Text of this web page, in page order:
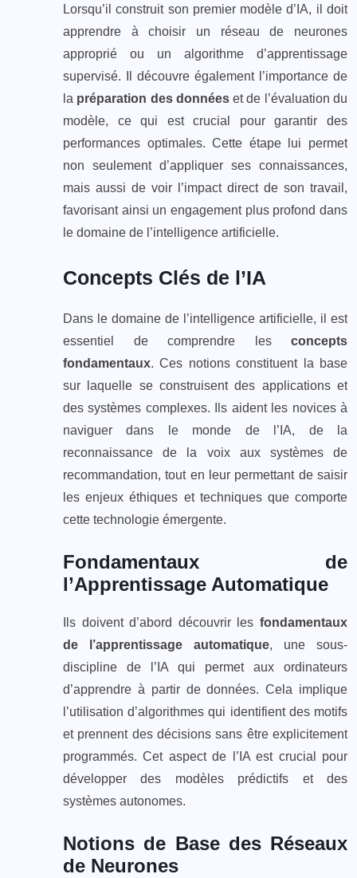
Lorsqu’il construit son premier modèle d’IA, il doit
apprendre à choisir un réseau de neurones
approprié ou un algorithme d’apprentissage
supervisé. Il découvre également l’importance de
la préparation des donnéeset de l’évaluation du
modèle, ce qui est crucial pour garantir des
performances optimales. Cette étape lui permet
non seulement d’appliquer ses connaissances,
mais aussi de voir l’impact direct de son travail,
favorisant ainsi un engagement plus profond dans
le domaine de l’intelligence artificielle.
Concepts Clés de l’IA
Dans le domaine de l’intelligence artificielle, il est
essentiel de comprendre les concepts
fondamentaux. Ces notions constituent la base
sur laquelle se construisent des applications et
des systèmes complexes. Ils aident les novices à
naviguer dans le monde de l’IA, de la
reconnaissance de la voix aux systèmes de
recommandation, tout en leur permettant de saisir
les enjeux éthiques et techniques que comporte
cette technologie émergente.
Fondamentaux de
l’Apprentissage Automatique
Ils doivent d’abord découvrir les fondamentaux
de l’apprentissage automatique, une sous-
discipline de l’IA qui permet aux ordinateurs
d’apprendre à partir de données. Cela implique
l’utilisation d’algorithmes qui identifient des motifs
et prennent des décisions sans être explicitement
programmés. Cet aspect de l’IA est crucial pour
développer des modèles prédictifs et des
systèmes autonomes.
Notions de Base des Réseaux
de Neurones